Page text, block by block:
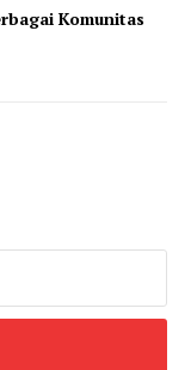
Komunitas